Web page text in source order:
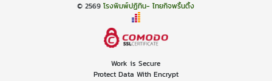
© 2569โรงพิมพ์ปฏิทิน- ไทยกิจพริ้นติ้ง
Work is Secure
Protect Data With Encrypt